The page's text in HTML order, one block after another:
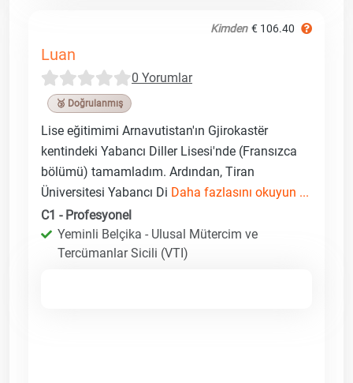
Kimden € 106.40
Luan
0 Yorumlar
🥉 Doğrulanmış
Lise eğitimimi Arnavutistan'ın Gjirokastër
kentindeki Yabancı Diller Lisesi'nde (Fransızca
bölümü) tamamladım. Ardından, Tiran
Üniversitesi Yabancı Di Daha fazlasını okuyun ...
C1 - Profesyonel
Yeminli Belçika - Ulusal Mütercim ve
Tercümanlar Sicili (VTI)